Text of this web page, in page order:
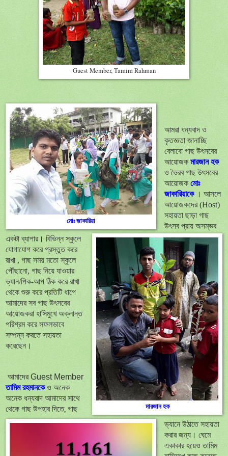
Guest Member, Tamim Rahman
মোঃ জাকারিয়া
মারজান হক
আমরা ধন্যবাদ ও
কৃতজ্ঞতা জানাচ্ছি
বেলাবো গাছ উৎসবের
আয়োজক মারজান হক
ও ভৈরব গাছ উৎসবের
আয়োজক মোঃ
জাকারিয়াকে । আসলে
আয়োজকদের(Host)
সহায়তা ছাড়া গাছ
উৎসব প্রায় অসম্ভব
একটা ব্যাপার। বিভিন্ন স্কুলে
যোগাযোগ করে প্রস্তুত করে
রাখা , গাছ সময় মতো স্কুলে
পৌঁছানো, গাছ নিয়ে যাওয়ার
ভ্যান/পিক-আপ ঠিক করে রাখা
থেকে শুরু করে প্রতিটি ধাপে
আমাদের সব গাছ উৎসবের
আয়োজকরা হাসিমুখেঅক্লান্ত
পরিশ্রম করে সফলভাবে
সম্পন্ন করতে সহায়তা
করেছেন।
আমাদেরGuest Member
তামিম রহমানকেও অনেক
অনেক ধন্যবাদ আমাদের সাথে
থেকে গাছ উপহার দিতে, গাছ
ভ্যানে উঠাতে সহায়তা
করার জন্য। ঘেমে
একাকার হয়েওতামিম